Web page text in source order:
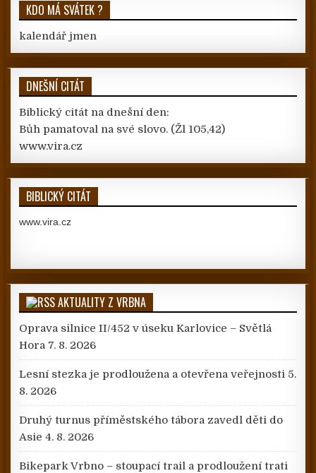
KDO MÁ SVÁTEK ?
kalendář jmen
DNEŠNÍ CITÁT
Biblický citát na dnešní den:
Bůh pamatoval na své slovo. (Žl 105,42)
www.vira.cz
BIBLICKÝ CITÁT
www.vira.cz
AKTUALITY Z VRBNA
Oprava silnice II/452 v úseku Karlovice – Světlá
Hora 7. 8. 2026
Lesní stezka je prodloužena a otevřena veřejnosti 5.
8. 2026
Druhý turnus příměstského tábora zavedl děti do
Asie 4. 8. 2026
Bikepark Vrbno – stoupací trail a prodloužení trati